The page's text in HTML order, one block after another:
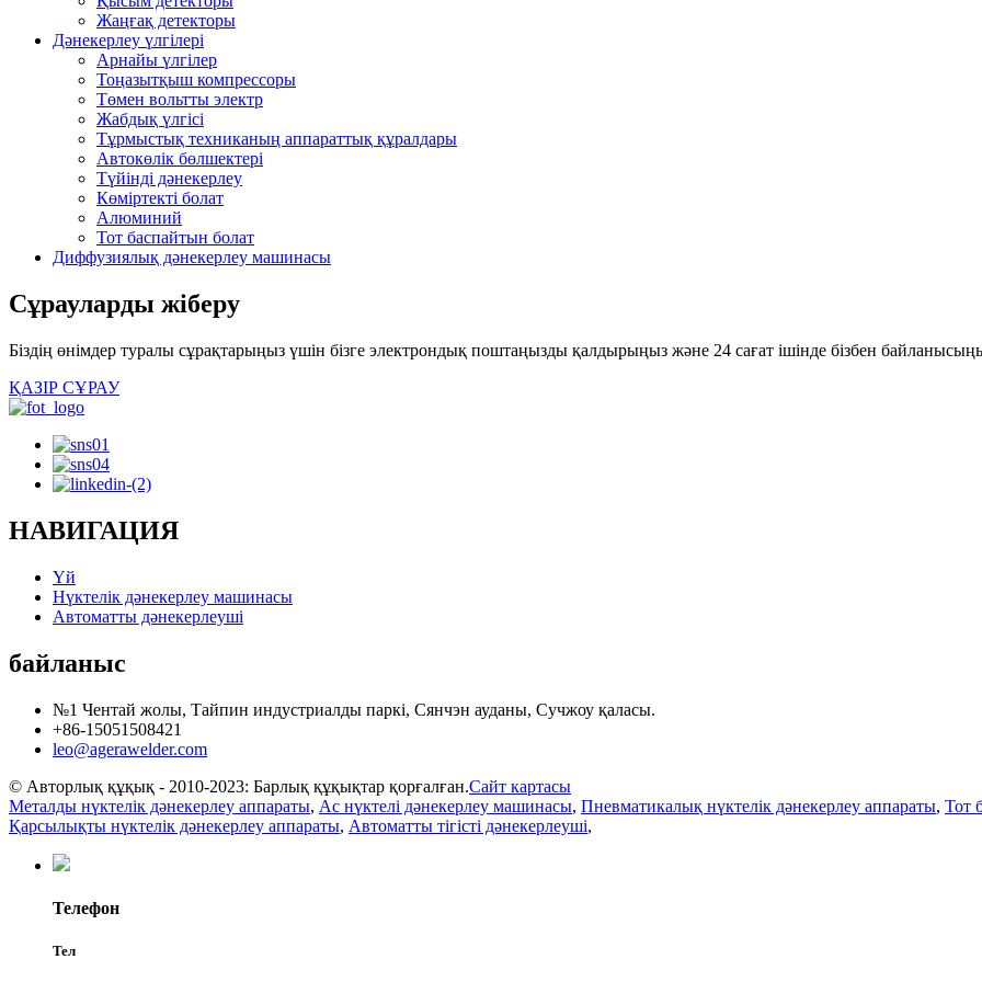
Жаңғақ детекторы
Дәнекерлеу үлгілері
Арнайы үлгілер
Тоңазытқыш компрессоры
Төмен вольтты электр
Жабдық үлгісі
Тұрмыстық техниканың аппараттық құралдары
Автокөлік бөлшектері
Түйінді дәнекерлеу
Көміртекті болат
Алюминий
Тот баспайтын болат
Диффузиялық дәнекерлеу машинасы
Сұрауларды жіберу
Біздің өнімдер туралы сұрақтарыңыз үшін бізге электрондық поштаңызды қалдырыңыз және 24 сағат ішінде бізбен
ҚАЗІР СҰРАУ
НАВИГАЦИЯ
Үй
Нүктелік дәнекерлеу машинасы
Автоматты дәнекерлеуші
байланыс
№1 Чентай жолы, Тайпин индустриалды паркі, Сянчэн ауданы, Сучжоу қаласы.
+86-15051508421
leo@agerawelder.com
© Авторлық құқық - 2010-2023: Барлық құқықтар қорғалған.Сайт картасы
Металды нүктелік дәнекерлеу аппараты, Ac нүктелі дәнекерлеу машинасы, Пневматикалық нүктелік дәнекерлеу аппараты, Тот
Қарсылықты нүктелік дәнекерлеу аппараты, Автоматты тігісті дәнекерлеуші,
Телефон
Тел